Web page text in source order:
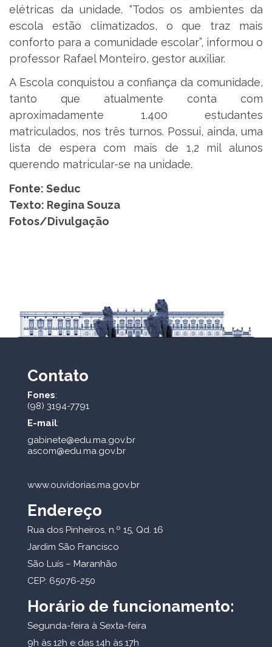
elétricas da unidade. “Todos os ambientes da
escola estão climatizados, o que traz mais
conforto para a comunidade escolar”, informou o
professor Rafael Monteiro, gestor auxiliar.
A Escola conquistou a confiança da comunidade,
tanto que atualmente conta com
aproximadamente 1.400 estudantes
matriculados, nos três turnos. Possui, ainda, uma
lista de espera com mais de 1,2 mil alunos
querendo matricular-se na unidade.
Fonte: Seduc
Texto: Regina Souza
Fotos/Divulgação
Contato
Fones:
(98) 3194-7791
E-mail:
gabinete@edu.ma.gov.br
ascom@edu.ma.gov.br
www.ouvidorias.ma.gov.br
Endereço
Rua dos Pinheiros, n.º 15, Qd. 16
Jardim São Francisco
São Luís – Maranhão
CEP: 65076-250
Horário de funcionamento:
Segunda-feira à Sexta-feira
9h às 12h e das 14h às 17h